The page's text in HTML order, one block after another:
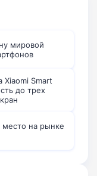
мировой
Xiaomi Smart
до трех
на рынке